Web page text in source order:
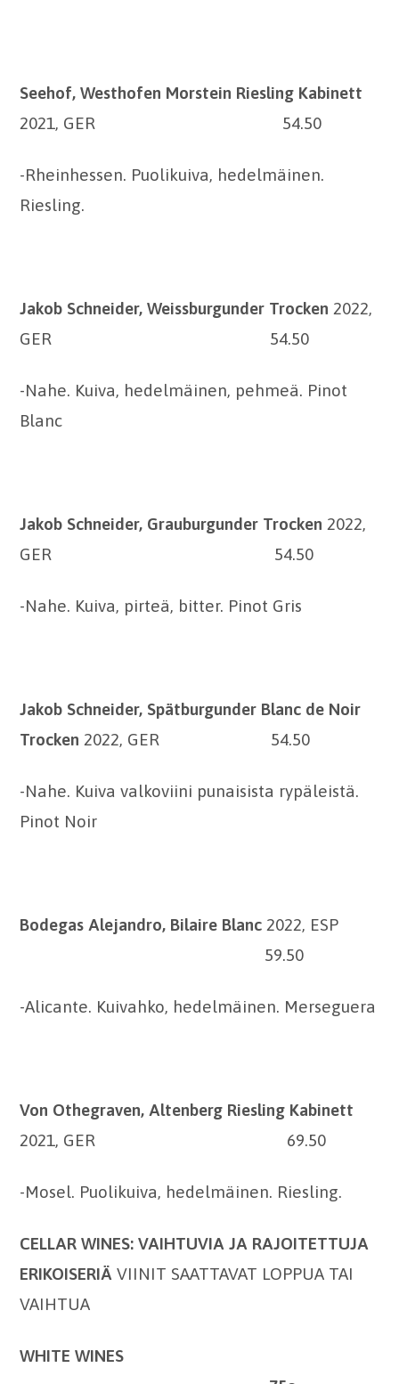
Seehof, Westhofen Morstein Riesling Kabinett
2021, GER 54.50
-Rheinhessen. Puolikuiva, hedelmäinen.
Riesling.
Jakob Schneider, Weissburgunder Trocken 2022,
GER 54.50
-Nahe. Kuiva, hedelmäinen, pehmeä. Pinot
Blanc
Jakob Schneider, Grauburgunder Trocken 2022,
GER 54.50
-Nahe. Kuiva, pirteä, bitter. Pinot Gris
Jakob Schneider, Spätburgunder Blanc de Noir
Trocken 2022, GER 54.50
-Nahe. Kuiva valkoviini punaisista rypäleistä.
Pinot Noir
Bodegas Alejandro, Bilaire Blanc 2022, ESP
59.50
-Alicante. Kuivahko, hedelmäinen. Merseguera
Von Othegraven, Altenberg Riesling Kabinett
2021, GER 69.50
-Mosel. Puolikuiva, hedelmäinen. Riesling.
CELLAR WINES: VAIHTUVIA JA RAJOITETTUJA
ERIKOISERIÄ VIINIT SAATTAVAT LOPPUA TAI
VAIHTUA
WHITE WINES